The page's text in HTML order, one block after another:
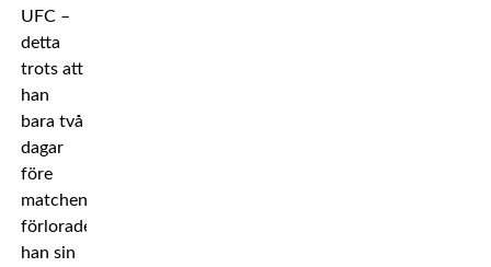
UFC –
detta
trots att
han
bara två
dagar
före
matchen
förlorade
han sin